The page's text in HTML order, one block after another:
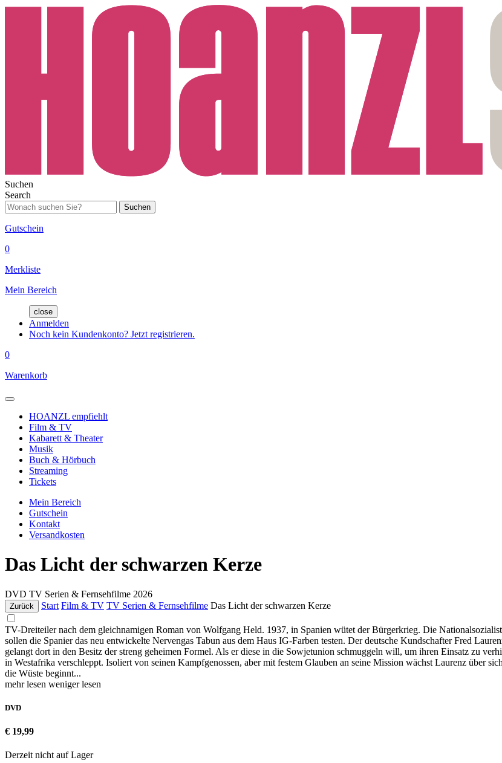
Suchen
Search
Suchen
Gutschein
0
Merkliste
Mein Bereich
close
Anmelden
Noch kein Kundenkonto? Jetzt registrieren.
0
Warenkorb
HOANZL empfiehlt
Film & TV
Kabarett & Theater
Musik
Buch & Hörbuch
Streaming
Tickets
Mein Bereich
Gutschein
Kontakt
Versandkosten
Das Licht der schwarzen Kerze
DVD TV Serien & Fernsehfilme 2026
Zurück Start Film & TV TV Serien & Fernsehfilme Das Licht der schwarzen Kerze
TV-Dreiteiler nach dem gleichnamigen Roman von Wolfgang Held. 1937, in Spanien wütet der Bürgerkrieg. Die
sollen die Spanier das neu entwickelte Nervengas Tabun aus dem Haus IG-Farben testen. Der deutsche Kundschafter Fred
gelangt dort in den Besitz der streng geheimen Formel. Als er diese in die Sowjetunion schmuggeln will, um ihren Einsatz zu
in Westafrika verschleppt. Isoliert von seinen Kampfgenossen, aber mit festem Glauben an seine Mission wächst Laurenz über
die Wüste beginnt...
mehr lesen weniger lesen
DVD
€ 19,99
Derzeit nicht auf Lager